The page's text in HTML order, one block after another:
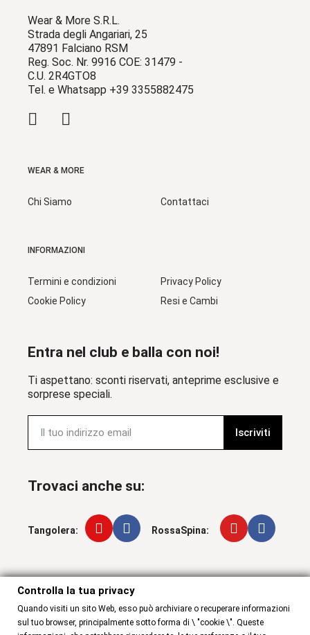
Wear & More S.R.L.
Strada degli Angariari, 25
47891 Falciano RSM
Reg. Soc. Nr. 9916 COE: 31479 -
C.U. 2R4GTO8
Tel. e Whatsapp +39 3355882475
WEAR & MORE
Chi Siamo Contattaci
INFORMAZIONI
Termini e condizioni
Cookie Policy
Privacy Policy
Resi e Cambi
Entra nel club e balla con noi!
Ti aspettano: sconti riservati, anteprime esclusive e
sorprese speciali.
Iscriviti
Trovaci anche su:
Tangolera: RossaSpina:
Controlla la tua privacy
Controlla la tua privacy
Quando visiti un sito Web, esso può archiviare o recuperare informazioni
sul tuo browser, principalmente sotto forma di \ "cookie \". Queste